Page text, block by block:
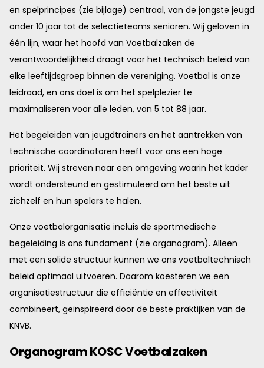
en spelprincipes (zie bijlage) centraal, van de jongste jeugd
onder 10 jaar tot de selectieteams senioren. Wij geloven in
één lijn, waar het hoofd van Voetbalzaken de
verantwoordelijkheid draagt voor het technisch beleid van
elke leeftijdsgroep binnen de vereniging. Voetbal is onze
leidraad, en ons doel is om het spelplezier te
maximaliseren voor alle leden, van 5 tot 88 jaar.
Het begeleiden van jeugdtrainers en het aantrekken van
technische coördinatoren heeft voor ons een hoge
prioriteit. Wij streven naar een omgeving waarin het kader
wordt ondersteund en gestimuleerd om het beste uit
zichzelf en hun spelers te halen.
Onze voetbalorganisatie incluis de sportmedische
begeleiding is ons fundament (zie organogram). Alleen
met een solide structuur kunnen we ons voetbaltechnisch
beleid optimaal uitvoeren. Daarom koesteren we een
organisatiestructuur die efficiëntie en effectiviteit
combineert, geïnspireerd door de beste praktijken van de
KNVB.
Organogram KOSC Voetbalzaken